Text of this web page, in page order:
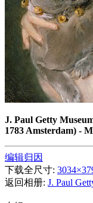
J. Paul Getty
1783 Amsterdam) -
编辑归因
下载全尺寸:
返回相册: J. Paul